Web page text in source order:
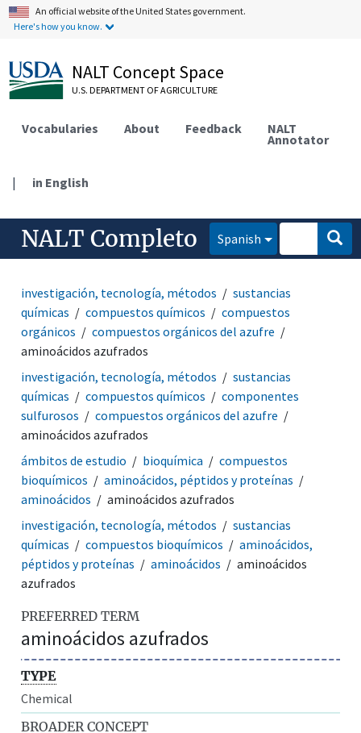
An official website of the United States government.
Here's how you know.
NALT Concept Space
U.S. DEPARTMENT OF AGRICULTURE
Vocabularies About Feedback NALT
Annotator
| in English
NALT Completo Spanish
investigación, tecnología, métodos
sustancias
químicas
compuestos químicos
compuestos
orgánicos
compuestos orgánicos del azufre
aminoácidos azufrados
investigación, tecnología, métodos
sustancias
químicas
compuestos químicos
componentes
sulfurosos
compuestos orgánicos del azufre
aminoácidos azufrados
ámbitos de estudio
bioquímica
compuestos
bioquímicos
aminoácidos, péptidos y proteínas
aminoácidos
aminoácidos azufrados
investigación, tecnología, métodos
sustancias
químicas
compuestos bioquímicos
aminoácidos,
péptidos y proteínas
aminoácidos
aminoácidos
azufrados
PREFERRED TERM
aminoácidos azufrados
TYPE
Chemical
BROADER CONCEPT